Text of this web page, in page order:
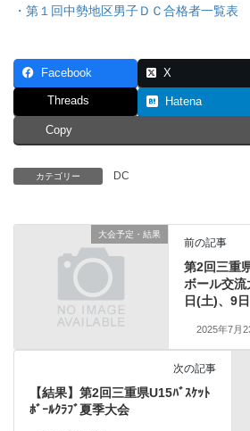
・第１回中勢地区男子ＤＣ合格者一覧表
Facebook X
Threads Hatena
Copy
カテゴリー DC
大会予定・結果
前の記事
第2回三重
ボール交
日(土)、9
2025年7月
次の記事
【結果】第2回三重県U15ﾊﾞｽｹｯﾄ
ﾎﾞｰﾙｸﾗﾌﾞ夏季大会